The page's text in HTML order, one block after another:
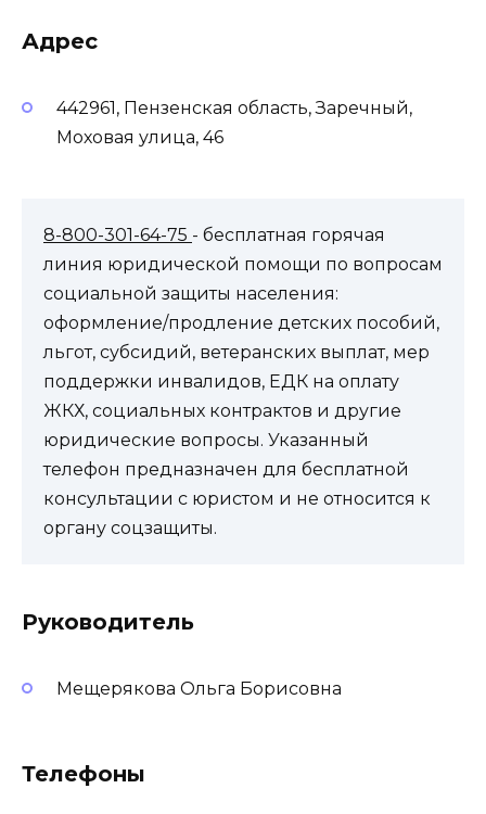
Адрес
442961, Пензенская область, Заречный,
Моховая улица, 46
8-800-301-64-75 - бесплатная горячая
линия юридической помощи по вопросам
социальной защиты населения:
оформление/продление детских пособий,
льгот, субсидий, ветеранских выплат, мер
поддержки инвалидов, ЕДК на оплату
ЖКХ, социальных контрактов и другие
юридические вопросы. Указанный
телефон предназначен для бесплатной
консультации с юристом и не относится к
органу соцзащиты.
Руководитель
Мещерякова Ольга Борисовна
Телефоны